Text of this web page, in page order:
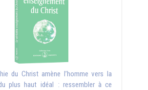
du Christ amène l’homme vers la
plus haut idéal : ressembler à ce